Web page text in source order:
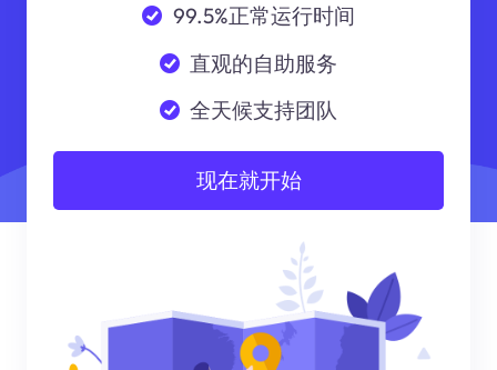
99.5%正常运行时间
直观的自助服务
全天候支持团队
现在就开始